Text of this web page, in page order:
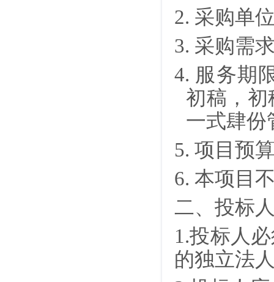
2. 采购单
3. 采购需
4. 服务期
初稿，初
一式肆份
5. 项目预
6. 本项目
二、投标
1.投标人
的独立法